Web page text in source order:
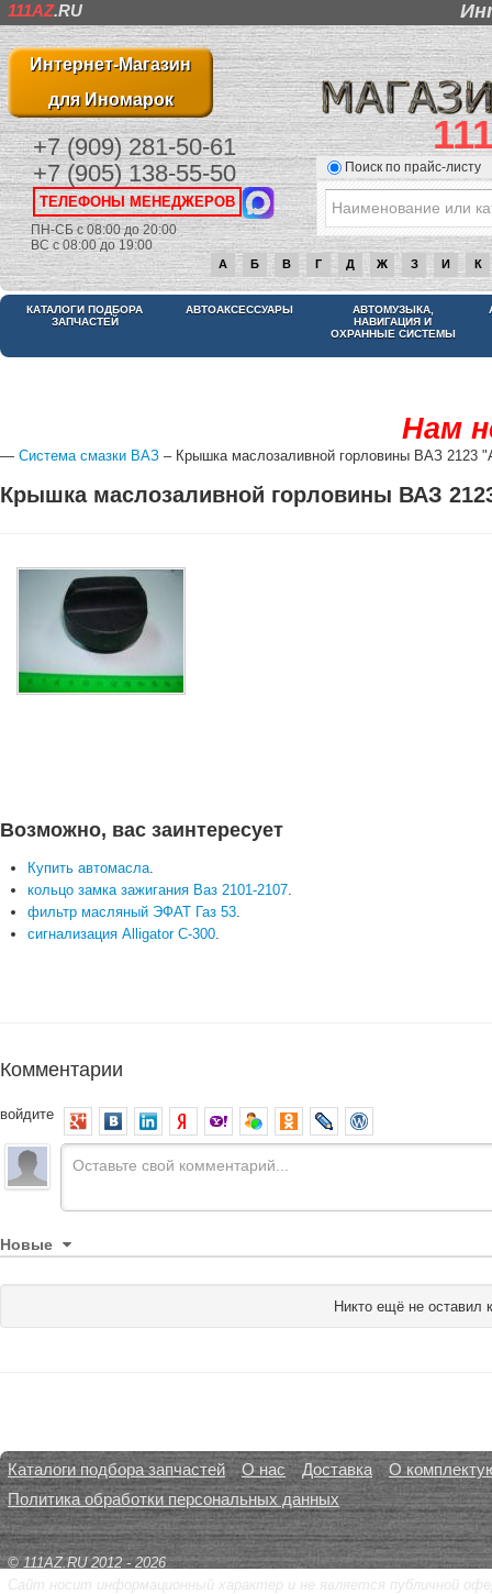
111AZ.RU
Интернет-Магазин
для Иномарок
+7 (909) 281-50-61
+7 (905) 138-55-50
ТЕЛЕФОНЫ МЕНЕДЖЕРОВ
ПН-СБ с 08:00 до 20:00
ВС с 08:00 до 19:00
Поиск по прайс-листу
А Б В Г Д Ж З И К
КАТАЛОГИ ПОДБОРА
ЗАПЧАСТЕЙ
АВТОАКСЕССУАРЫ
АВТОМУЗЫКА,
НАВИГАЦИЯ И
ОХРАННЫЕ СИСТЕМЫ
Нам
— Система смазки ВАЗ – Крышка маслозаливной горловины ВАЗ 2123
Крышка маслозаливной горловины ВАЗ
Возможно, вас заинтересует
Купить автомасла.
кольцо замка зажигания Ваз 2101-2107.
фильтр масляный ЭФАТ Газ 53.
сигнализация Alligator C-300.
Комментарии
войдите
Новые
Никто ещё не оставил
Каталоги подбора запчастей О нас Доставка
О
Политика обработки персональных данных
© 111AZ.RU 2012 - 2026
Сайт носит информационный характер и не является публичной